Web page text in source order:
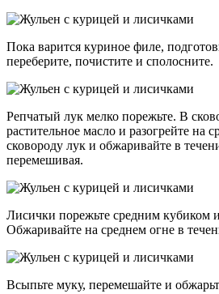
Пока варится куриное филе,
переберите, почистите и сполосните.
Репчатый лук мелко порежьте. В
растительное масло и разогрейте на
сковороду лук и обжаривайте в
перемешивая.
Лисички порежьте средним кубиком и
Обжаривайте на среднем огне в
Всыпьте муку, перемешайте и